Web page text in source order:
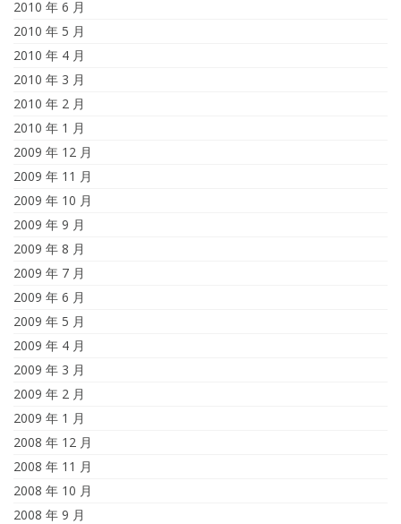
2010 年 6 月
2010 年 5 月
2010 年 4 月
2010 年 3 月
2010 年 2 月
2010 年 1 月
2009 年 12 月
2009 年 11 月
2009 年 10 月
2009 年 9 月
2009 年 8 月
2009 年 7 月
2009 年 6 月
2009 年 5 月
2009 年 4 月
2009 年 3 月
2009 年 2 月
2009 年 1 月
2008 年 12 月
2008 年 11 月
2008 年 10 月
2008 年 9 月